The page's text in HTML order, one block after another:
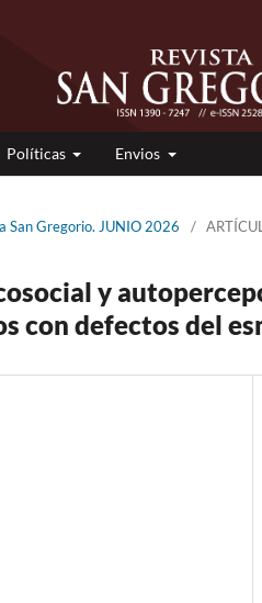
Políticas Envios
San Gregorio. JUNIO 2026 /
y
con defectos del